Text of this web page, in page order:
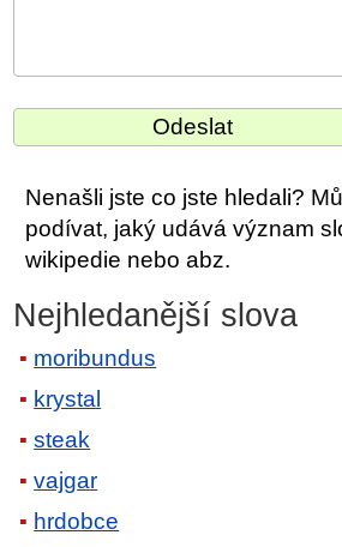
Nenašli jste co jste hledali?
podívat, jaký udává význam
wikipedie nebo abz.
Nejhledanější slova
moribundus
krystal
steak
vajgar
hrdobce